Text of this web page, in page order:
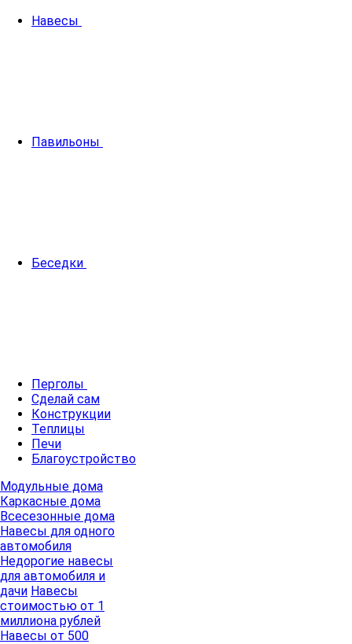
Навесы
Павильоны
Беседки
Перголы
Сделай сам
Конструкции
Теплицы
Печи
Благоустройство
Модульные дома
Каркасные дома
Всесезонные дома
Навесы для одного
автомобиля
Недорогие навесы
для автомобиля и
дачи Навесы
стоимостью от 1
миллиона рублей
Навесы от 500